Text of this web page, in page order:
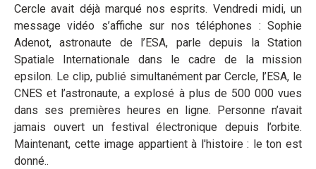
Cercle avait déjà marqué nos esprits. Vendredi midi, un
message vidéo s’affiche sur nos téléphones : Sophie
Adenot, astronaute de l’ESA, parle depuis la Station
Spatiale Internationale dans le cadre de la mission
epsilon. Le clip, publié simultanément par Cercle, l’ESA, le
CNES et l’astronaute, a explosé à plus de 500 000 vues
dans ses premières heures en ligne. Personne n’avait
jamais ouvert un festival électronique depuis l’orbite.
Maintenant, cette image appartient à l'histoire : le ton est
donné..